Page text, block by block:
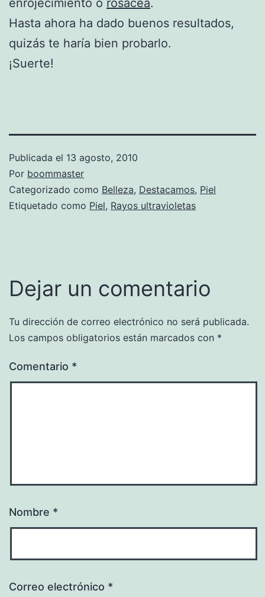
Hasta ahora ha dado buenos resultados,
quizás te haría bien probarlo.
¡Suerte!
Publicada el 13 agosto, 2010
Por boommaster
Categorizado como Belleza, Destacamos, Piel
Etiquetado como Piel, Rayos ultravioletas
Dejar un comentario
Tu dirección de correo electrónico no será publicada.
Los campos obligatorios están marcados con *
Comentario *
Nombre *
Correo electrónico *